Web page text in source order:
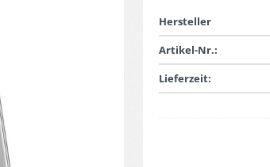
Hersteller
Artikel-Nr.:
Lieferzeit: